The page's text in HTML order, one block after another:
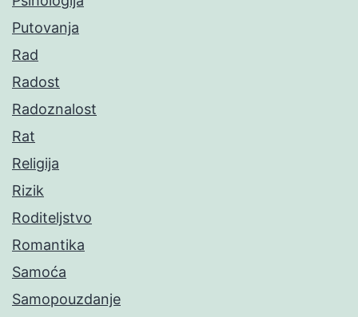
Putovanja
Rad
Radost
Radoznalost
Rat
Religija
Rizik
Roditeljstvo
Romantika
Samoća
Samopouzdanje